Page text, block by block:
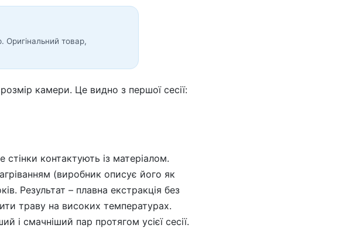
Оригінальний товар,
камери. Це видно з першої сесії:
стінки контактують із матеріалом.
(виробник описує його як
Результат – плавна екстракція без
траву на високих температурах.
і смачніший пар протягом усієї сесії.